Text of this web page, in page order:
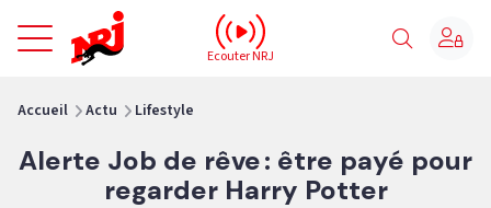
NRJ - Accueil
Ecouter NRJ
Accueil Actu Lifestyle
Alerte Job de rêve : être payé pour
regarder Harry Potter